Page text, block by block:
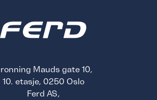
Mauds gate 10,
10. etasje, 0250 Oslo
Ferd AS,